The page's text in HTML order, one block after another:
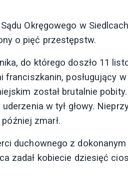
Okręgowego w
o pięć przestępstw.
do którego doszło 11
posługujący
został brutalnie pobity.
w tył głowy.
zmarł.
duchownego z dokonanym
zadał kobiecie dziesięć